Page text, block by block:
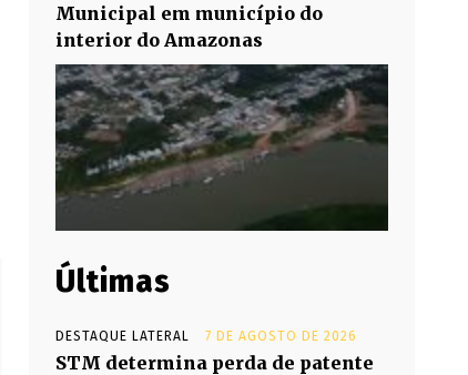
Municipal em município do
interior do Amazonas
Últimas
DESTAQUE LATERAL 7 DE AGOSTO DE 2026
STM determina perda de patente